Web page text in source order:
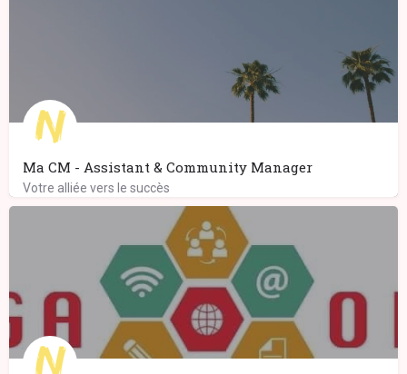
Ma CM - Assistant & Community Manager
Votre alliée vers le succès